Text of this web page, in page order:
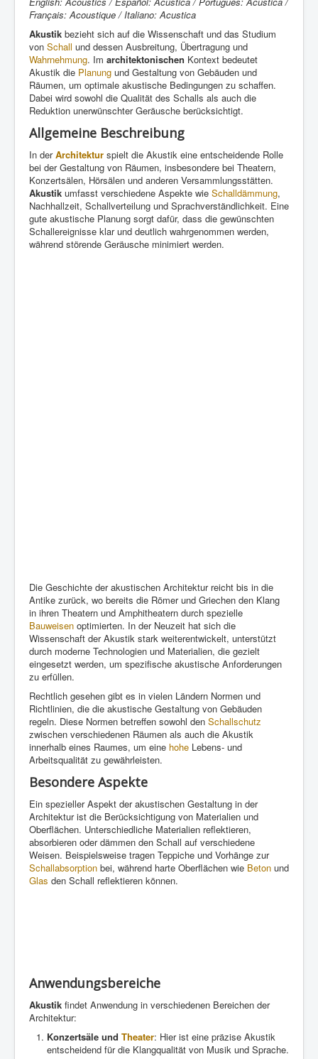
Français: Acoustique / Italiano: Acustica
Akustik bezieht sich auf die Wissenschaft und das Studium
von Schall und dessen Ausbreitung, Übertragung und
Wahrnehmung. Im architektonischen Kontext bedeutet
Akustik die Planung und Gestaltung von Gebäuden und
Räumen, um optimale akustische Bedingungen zu schaffen.
Dabei wird sowohl die Qualität des Schalls als auch die
Reduktion unerwünschter Geräusche berücksichtigt.
Allgemeine Beschreibung
In derArchitektur spielt die Akustik eine entscheidende Rolle
bei der Gestaltung von Räumen, insbesondere bei Theatern,
Konzertsälen, Hörsälen und anderen Versammlungsstätten.
Akustik umfasst verschiedene Aspekte wie Schalldämmung,
Nachhallzeit, Schallverteilung und Sprachverständlichkeit. Eine
gute akustische Planung sorgt dafür, dass die gewünschten
Schallereignisse klar und deutlich wahrgenommen werden,
während störende Geräusche minimiert werden.
Die Geschichte der akustischen Architektur reicht bis in die
Antike zurück, wo bereits die Römer und Griechen den Klang
in ihren Theatern und Amphitheatern durch spezielle
Bauweisen optimierten. In der Neuzeit hat sich die
Wissenschaft der Akustik stark weiterentwickelt, unterstützt
durch moderne Technologien und Materialien, die gezielt
eingesetzt werden, um spezifische akustische Anforderungen
zu erfüllen.
Rechtlich gesehen gibt es in vielen Ländern Normen und
Richtlinien, die die akustische Gestaltung von Gebäuden
regeln. Diese Normen betreffen sowohl den Schallschutz
zwischen verschiedenen Räumen als auch die Akustik
innerhalb eines Raumes, um eine hohe Lebens- und
Arbeitsqualität zu gewährleisten.
Besondere Aspekte
Ein spezieller Aspekt der akustischen Gestaltung in der
Architektur ist die Berücksichtigung von Materialien und
Oberflächen. Unterschiedliche Materialien reflektieren,
absorbieren oder dämmen den Schall auf verschiedene
Weisen. Beispielsweise tragen Teppiche und Vorhänge zur
Schallabsorption bei, während harte Oberflächen wie Beton und
Glas den Schall reflektieren können.
Anwendungsbereiche
Akustik findet Anwendung in verschiedenen Bereichen der
Architektur:
Konzertsäle und Theater: Hier ist eine präzise Akustik
entscheidend für die Klangqualität von Musik und Sprache.